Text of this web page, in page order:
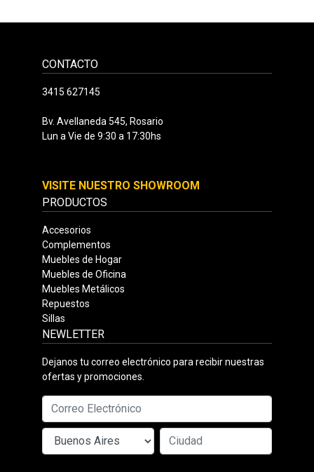
CONTACTO
3415 627145
Bv. Avellaneda 545, Rosario
Lun a Vie de 9:30 a 17:30hs
VISITE NUESTRO SHOWROOM
PRODUCTOS
Accesorios
Complementos
Muebles de Hogar
Muebles de Oficina
Muebles Metálicos
Repuestos
Sillas
NEWLETTER
Dejanos tu correo electrónico para recibir nuestras
ofertas y promociones.